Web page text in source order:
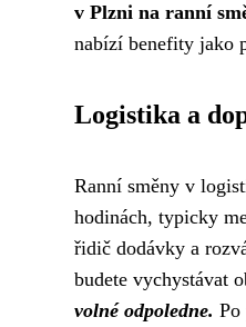
v Plzni na ranní
nabízí benefity jako
Logistika a
Ranní směny v
hodinách, typicky
řidič dodávky a
budete vychystávat
volné odpoledne. Po